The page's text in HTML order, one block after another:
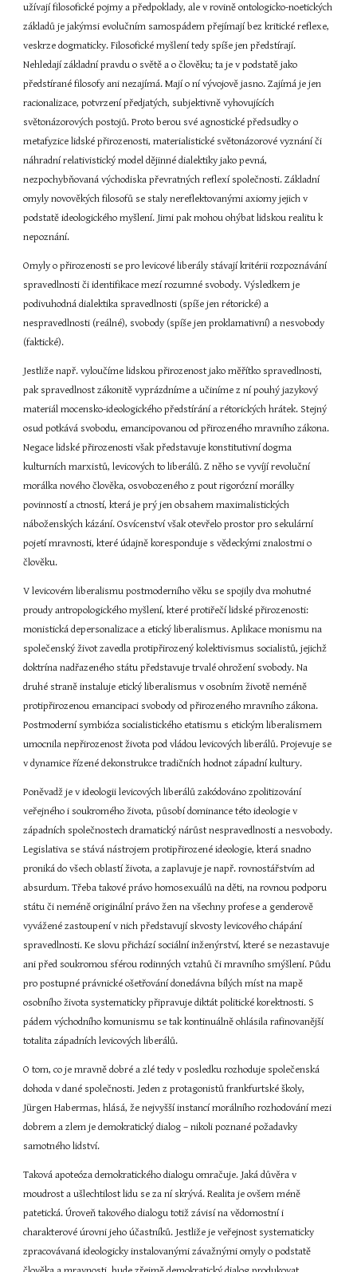
užívají filosofické pojmy a předpoklady, ale v rovině ontologicko-noetických
základů je jakýmsi evolučním samospádem přejímají bez kritické reflexe,
veskrze dogmaticky. Filosofické myšlení tedy spíše jen předstírají.
Nehledají základní pravdu o světě a o člověku; ta je v podstatě jako
předstírané filosofy ani nezajímá. Mají o ní vývojově jasno. Zajímá je jen
racionalizace, potvrzení předjatých, subjektivně vyhovujících
světonázorových postojů. Proto berou své agnostické předsudky o
metafyzice lidské přirozenosti, materialistické světonázorové vyznání či
náhradní relativistický model dějinné dialektiky jako pevná,
nezpochybňovaná východiska převratných reflexí společnosti. Základní
omyly novověkých filosofů se staly nereflektovanými axiomy jejich v
podstatě ideologického myšlení. Jimi pak mohou ohýbat lidskou realitu k
nepoznání.
Omyly o přirozenosti se pro levicové liberály stávají kritérii rozpoznávání
spravedlnosti či identifikace mezí rozumné svobody. Výsledkem je
podivuhodná dialektika spravedlnosti (spíše jen rétorické) a
nespravedlnosti (reálné), svobody (spíše jen proklamativní) a nesvobody
(faktické).
Jestliže např. vyloučíme lidskou přirozenost jako měřítko spravedlnosti,
pak spravedlnost zákonitě vyprázdníme a učiníme z ní pouhý jazykový
materiál mocensko-ideologického předstírání a rétorických hrátek. Stejný
osud potkává svobodu, emancipovanou od přirozeného mravního zákona.
Negace lidské přirozenosti však představuje konstitutivní dogma
kulturních marxistů, levicových to liberálů. Z něho se vyvíjí revoluční
morálka nového člověka, osvobozeného z pout rigorózní morálky
povinností a ctností, která je prý jen obsahem maximalistických
náboženských kázání. Osvícenství však otevřelo prostor pro sekulární
pojetí mravnosti, které údajně koresponduje s vědeckými znalostmi o
člověku.
V levicovém liberalismu postmoderního věku se spojily dva mohutné
proudy antropologického myšlení, které protiřečí lidské přirozenosti:
monistická depersonalizace a etický liberalismus. Aplikace monismu na
společenský život zavedla protipřirozený kolektivismus socialistů, jejichž
doktrína nadřazeného státu představuje trvalé ohrožení svobody. Na
druhé straně instaluje etický liberalismus v osobním životě neméně
protipřirozenou emancipaci svobody od přirozeného mravního zákona.
Postmoderní symbióza socialistického etatismu s etickým liberalismem
umocnila nepřirozenost života pod vládou levicových liberálů. Projevuje se
v dynamice řízené dekonstrukce tradičních hodnot západní kultury.
Poněvadž je v ideologii levicových liberálů zakódováno zpolitizování
veřejného i soukromého života, působí dominance této ideologie v
západních společnostech dramatický nárůst nespravedlnosti a nesvobody.
Legislativa se stává nástrojem protipřirozené ideologie, která snadno
proniká do všech oblastí života, a zaplavuje je např. rovnostářstvím ad
absurdum. Třeba takové právo homosexuálů na děti, na rovnou podporu
státu či neméně originální právo žen na všechny profese a genderově
vyvážené zastoupení v nich představují skvosty levicového chápání
spravedlnosti. Ke slovu přichází sociální inženýrství, které se nezastavuje
ani před soukromou sférou rodinných vztahů či mravního smýšlení. Půdu
pro postupné právnické ošetřování donedávna bílých míst na mapě
osobního života systematicky připravuje diktát politické korektnosti. S
pádem východního komunismu se tak kontinuálně ohlásila rafinovanější
totalita západních levicových liberálů.
O tom, co je mravně dobré a zlé tedy v posledku rozhoduje společenská
dohoda v dané společnosti. Jeden z protagonistů frankfurtské školy,
Jürgen Habermas, hlásá, že nejvyšší instancí morálního rozhodování mezi
dobrem a zlem je demokratický dialog – nikoli poznané požadavky
samotného lidství.
Taková apoteóza demokratického dialogu omračuje. Jaká důvěra v
moudrost a ušlechtilost lidu se za ní skrývá. Realita je ovšem méně
patetická. Úroveň takového dialogu totiž závisí na vědomostní i
charakterové úrovni jeho účastníků. Jestliže je veřejnost systematicky
zpracovávaná ideologicky instalovanými závažnými omyly o podstatě